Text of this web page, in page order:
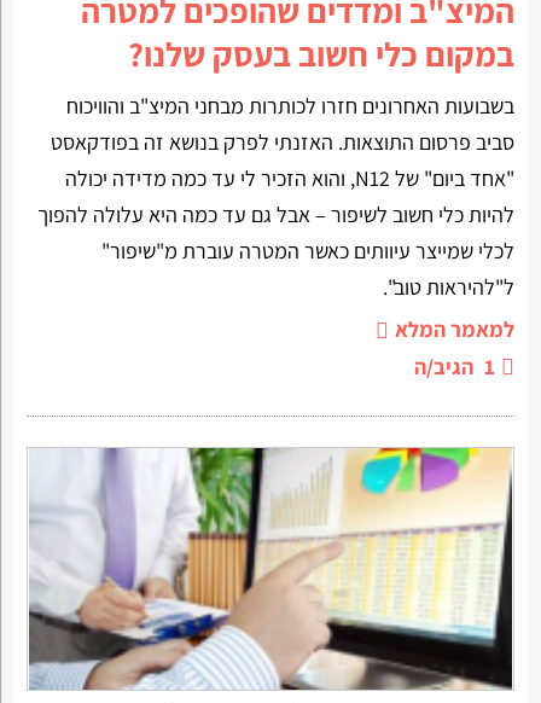
המיצ"ב ומדדים שהופכים למטרה
במקום כלי חשוב בעסק שלנו?
בשבועות האחרונים חזרו לכותרות מבחני המיצ"ב והוויכוח
סביב פרסום התוצאות. האזנתי לפרק בנושא זה בפודקאסט
"אחד ביום" של N12, והוא הזכיר לי עד כמה מדידה יכולה
להיות כלי חשוב לשיפור – אבל גם עד כמה היא עלולה להפוך
לכלי שמייצר עיוותים כאשר המטרה עוברת מ"שיפור"
ל"להיראות טוב".
למאמר המלא
1 הגיב/ה